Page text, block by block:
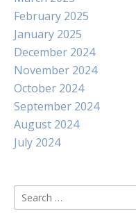
February 2025
January 2025
December 2024
November 2024
October 2024
September 2024
August 2024
July 2024
Search
for: